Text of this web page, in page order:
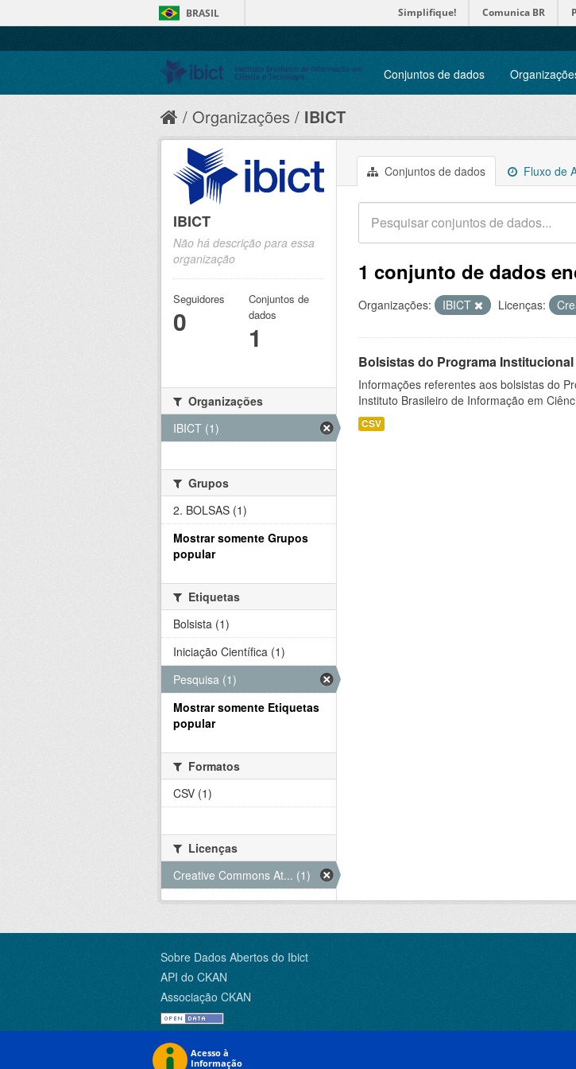
BRASIL Simplifique! Comunica BR
Conjuntos de dados
Organizações IBICT
Conjuntos de dados Fluxo de
1 conjunto de dados
Organizações: IBICT Licenças:
Bolsistas do Programa
Informações referentes aos bolsistas do
Instituto Brasileiro de Informação em
CSV
IBICT
Não há descrição para essa
organização
Seguidores
0
Conjuntos de
dados
1
Organizações
IBICT (1)
Grupos
2. BOLSAS (1)
Mostrar somente Grupos
popular
Etiquetas
Bolsista (1)
Iniciação Científica (1)
Pesquisa (1)
Mostrar somente Etiquetas
popular
Formatos
CSV (1)
Licenças
Creative Commons At... (1)
Sobre Dados Abertos do Ibict
API do CKAN
Associação CKAN